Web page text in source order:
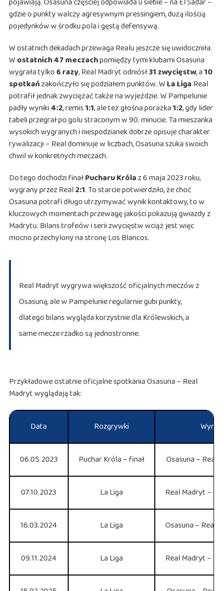
gdzie o punkty walczy agresywnym pressingiem, dużą ilością
pojedynków w środku pola i gęstą defensywą.
W ostatnich dekadach przewaga Realu jeszcze się uwidoczniła.
W ostatnich 47 meczachpomiędzy tymi klubami Osasuna
wygrała tylko 6 razy, Real Madryt odniósł31 zwycięstw, a10
spotkańzakończyło się podziałem punktów. W La Liga Real
potrafił jednak zwyciężać także na wyjeździe. W Pampelunie
padły wyniki 4:2, remis1:1, ale też głośna porażka1:2, gdy lider
tabeli przegrał po golu straconym w 90. minucie. Ta mieszanka
wysokich wygranych i niespodzianek dobrze opisuje charakter
rywalizacji – Real dominuje w liczbach, Osasuna szuka swoich
chwil w konkretnych meczach.
Do tego dochodzi finałPucharu Królaz 6 maja 2023 roku,
wygrany przez Real 2:1. To starcie potwierdziło, że choć
Osasuna potrafi długo utrzymywać wynik kontaktowy, to w
kluczowych momentach przewagę jakości pokazują gwiazdy z
Madrytu. Bilans trofeów i serii zwycięstw wciąż jest więc
mocno przechylony na stronę Los Blancos.
Real Madryt wygrywa większość oficjalnych meczów z
Osasuną, ale w Pampelunie regularnie gubi punkty,
dlatego bilans wygląda korzystnie dla Królewskich, a
same mecze rzadko są jednostronne.
Przykładowe ostatnie oficjalne spotkania Osasuna – Real
Madryt wyglądają tak:
Data Rozgrywki Wynik
06.05.2023 Puchar Króla – finał Osasuna – Real
07.10.2023 La Liga Real Madryt –
16.03.2024 La Liga Osasuna – Real
09.11.2024 La Liga Real Madryt –